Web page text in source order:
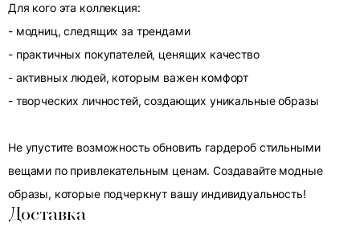
Для кого эта коллекция:
- модниц, следящих за трендами
- практичных покупателей, ценящих качество
- активных людей, которым важен комфорт
- творческих личностей, создающих уникальные образы
Не упустите возможность обновить гардероб стильными
вещами по привлекательным ценам. Создавайте модные
образы, которые подчеркнут вашу индивидуальность!
Доставка